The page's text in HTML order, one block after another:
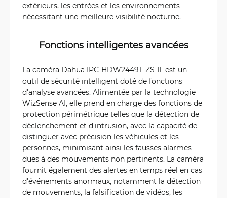
extérieurs, les entrées et les environnements
nécessitant une meilleure visibilité nocturne.
Fonctions intelligentes avancées
La caméra Dahua IPC-HDW2449T-ZS-IL est un
outil de sécurité intelligent doté de fonctions
d'analyse avancées. Alimentée par la technologie
WizSense AI, elle prend en charge des fonctions de
protection périmétrique telles que la détection de
déclenchement et d'intrusion, avec la capacité de
distinguer avec précision les véhicules et les
personnes, minimisant ainsi les fausses alarmes
dues à des mouvements non pertinents. La caméra
fournit également des alertes en temps réel en cas
d'événements anormaux, notamment la détection
de mouvements, la falsification de vidéos, les